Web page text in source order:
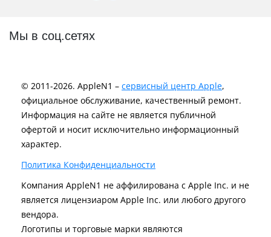
Мы в соц.сетях
© 2011-2026. AppleN1 – сервисный центр Apple,
официальное обслуживание, качественный ремонт.
Информация на сайте не является публичной
офертой и носит исключительно информационный
характер.
Политика Конфиденциальности
Компания AppleN1 не аффилирована c Apple Inc. и не
является лицензиаром Apple Inc. или любого другого
вендора.
Логотипы и торговые марки являются